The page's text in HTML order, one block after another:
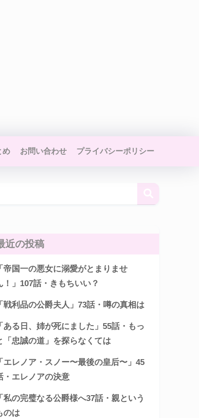
め お問い合わせ プライバシーポリシー
近の投稿
「帝国一の悪女に溺愛がとまりませ
！」107話・きもちいい？
「戦利品の公爵夫人」73話・噂の真相は
「ある日、姉が死にました」55話・もっ
「忠誠の道」を探らなくては
「エレノア・スノー〜最後の皇后〜」45
・エレノアの決意
「私の完璧なる公爵様へ37話・親という
のは